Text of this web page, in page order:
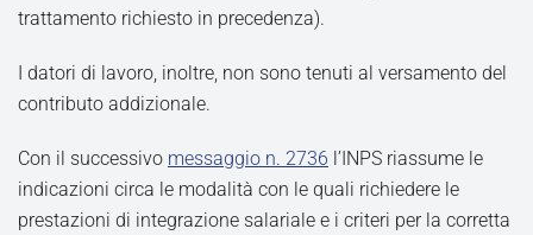
trattamento richiesto in precedenza).
I datori di lavoro, inoltre, non sono tenuti al versamento del
contributo addizionale.
Con il successivo messaggio n. 2736 l’INPS riassume le
indicazioni circa le modalità con le quali richiedere le
prestazioni di integrazione salariale e i criteri per la corretta